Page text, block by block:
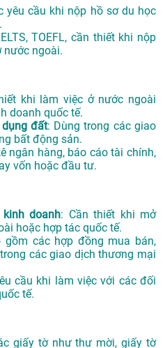
yêu cầu khi nộp hồ sơ du học
TOEFL, cần thiết khi nộp
nước ngoài.
khi làm việc ở nước ngoài
doanh quốc tế.
đất: Dùng trong các giao
bất động sản.
ngân hàng, báo cáo tài chính,
vốn hoặc đầu tư.
doanh: Cần thiết khi mở
hoặc hợp tác quốc tế.
gồm các hợp đồng mua bán,
các giao dịch thương mại
cầu khi làm việc với các đối
tế.
giấy tờ như thư mời, giấy tờ